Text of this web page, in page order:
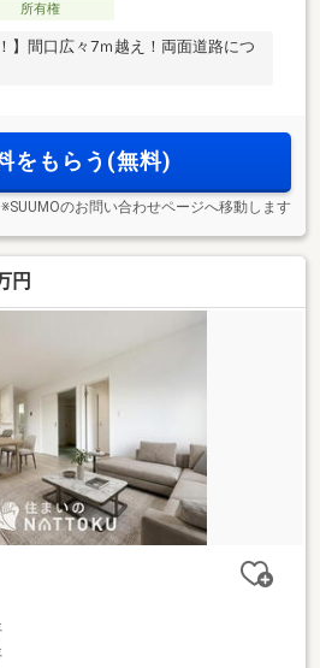
所有権
】間口広々7ｍ越え！両面道路につ
をもらう(無料)
※SUUMOのお問い合わせページへ移動します
円